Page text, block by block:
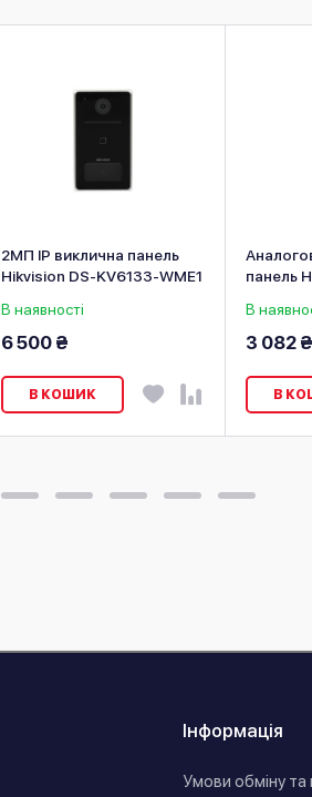
2МП IP виклична панель
Hikvision DS-KV6133-WME1
В наявності
6 500 ₴
В КОШИК
панель
В
3 082 ₴
В
Інформація
Умови обміну та